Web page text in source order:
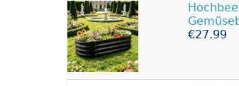
€27.99